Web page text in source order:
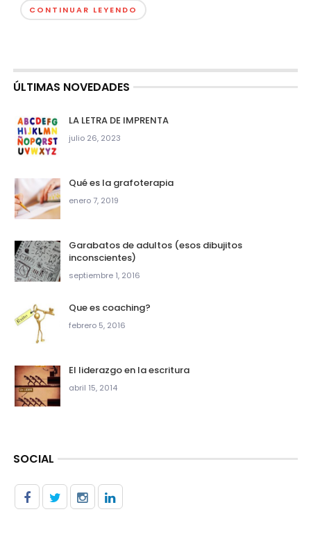
CONTINUAR LEYENDO
ÚLTIMAS NOVEDADES
LA LETRA DE IMPRENTA
julio 26, 2023
Qué es la grafoterapia
enero 7, 2019
Garabatos de adultos (esos dibujitos
inconscientes)
septiembre 1, 2016
Que es coaching?
febrero 5, 2016
El liderazgo en la escritura
abril 15, 2014
SOCIAL